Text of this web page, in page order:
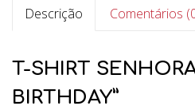
Descrição Comentários
T-SHIRT
BIRTHDAY”